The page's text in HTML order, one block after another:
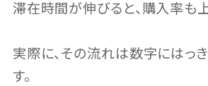
滞在時間が伸びると、購入率も
実際に、その流れは数字にはっ
す。